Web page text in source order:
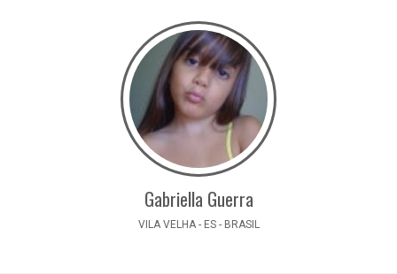
Gabriella Guerra
VILA VELHA - ES - BRASIL